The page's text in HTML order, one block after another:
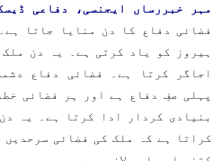
مہر خبررساں ایجنسی، دفاعی
فضائی دفاع کا دن منایا جاتا
ہیروز کو یاد کرتی ہے۔ یہ دن
اجاگر کرتا ہے۔ فضائی دفاع
پہلی صفِ دفاع ہے اور ہر فضائی
بنیادی کردار ادا کرتا ہے۔ یہ
کراتا ہے کہ ملک کی فضائی